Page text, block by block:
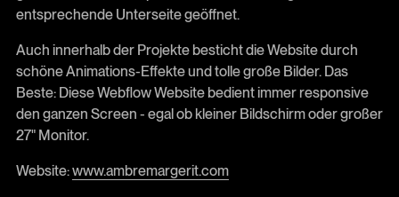
entsprechende Unterseite geöffnet.
Auch innerhalb der Projekte besticht die Website durch
schöne Animations-Effekte und tolle große Bilder. Das
Beste: Diese Webflow Website bedient immer responsive
den ganzen Screen - egal ob kleiner Bildschirm oder großer
27" Monitor.
Website:www.ambremargerit.com